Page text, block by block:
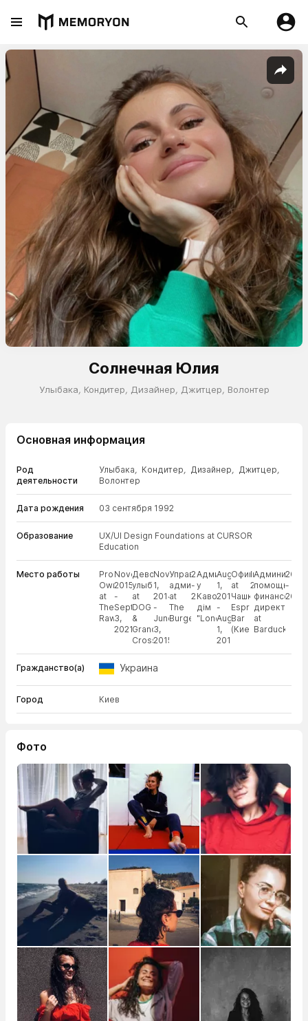
Солнечная Юлия
Улыбака, Кондитер, Дизайнер, Джитцер, Волонтер
Основная информация
Род
деятельности
Улыбака, Кондитер, Дизайнер, Джитцер,
Волонтер
Дата рождения 03 сентября 1992
Образование
UX/UI Design Foundations at CURSOR
Education
Место работы
Product
Owner
at
The
Rawlands
November
2015
-
September
3,
2021
Девочка-
улыбака
at
DOG
&
Grand
CrossFit
November
1,
2014
-
June
3,
2015
Управляющий
администратор
at
The
Burger
2014
-
2015
Администратор
у
Кавовий
дім
"London"
August
1,
2013
-
August
1,
2014
Официант
at
Чашка
Espresso
Bar
(Киев)
In
2012
помощник
директора
at
Barduck
2008
-
2010
Гражданство(а) Украина
Город Киев
Фото